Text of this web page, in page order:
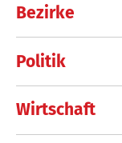
Bezirke
Politik
Wirtschaft